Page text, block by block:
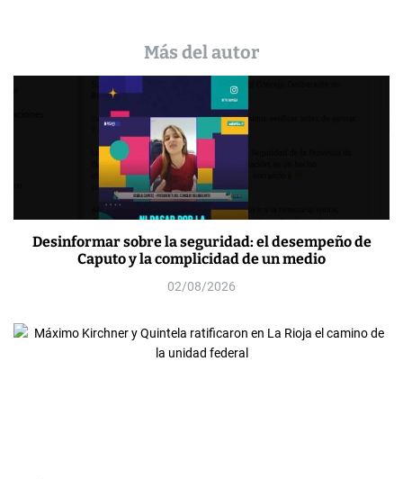
Más del autor
Desinformar sobre la seguridad: el desempeño de
Caputo y la complicidad de un medio
02/08/2026